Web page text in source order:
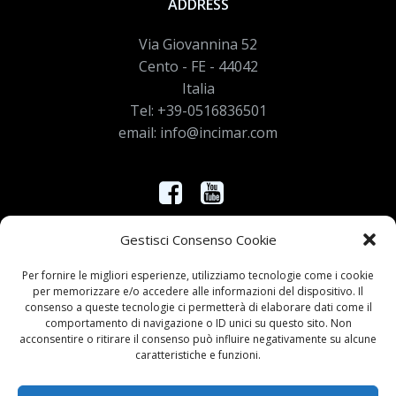
Gestisci Consenso Cookie
Per fornire le migliori esperienze, utilizziamo tecnologie come i cookie
per memorizzare e/o accedere alle informazioni del dispositivo. Il
consenso a queste tecnologie ci permetterà di elaborare dati come il
comportamento di navigazione o ID unici su questo sito. Non
acconsentire o ritirare il consenso può influire negativamente su alcune
caratteristiche e funzioni.
ADDRESS
Via Giovannina 52
Cento - FE - 44042
Italia
Tel: +39-0516836501
email: info@incimar.com
Controlla nei nostri canali le novità
OPENING HOURS
LUN - VEN: 8:30 - 12:30